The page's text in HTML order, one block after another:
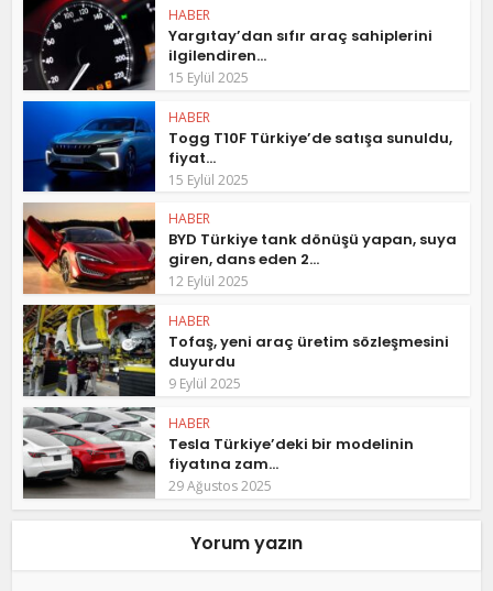
HABER
Yargıtay’dan sıfır araç sahiplerini
ilgilendiren...
15 Eylül 2025
HABER
Togg T10F Türkiye’de satışa sunuldu,
fiyat...
15 Eylül 2025
HABER
BYD Türkiye tank dönüşü yapan, suya
giren, dans eden 2...
12 Eylül 2025
HABER
Tofaş, yeni araç üretim sözleşmesini
duyurdu
9 Eylül 2025
HABER
Tesla Türkiye’deki bir modelinin
fiyatına zam...
29 Ağustos 2025
Yorum yazın